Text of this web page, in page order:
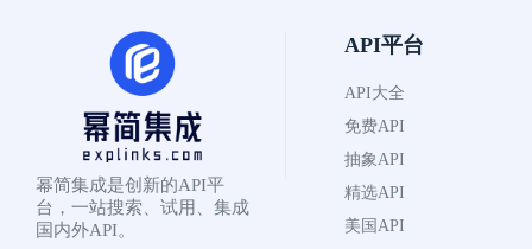
幂简集成是创新的API平
台，一站搜索、试用、集成
国内外API。
API平台
API大全
免费API
抽象API
精选API
美国API